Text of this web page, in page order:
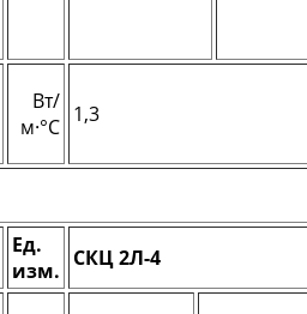
Вт/
м·°С 1,3
Ед.
изм. СКЦ 2Л-4